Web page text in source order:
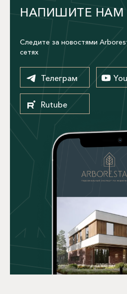
НАПИШИТЕ НАМ
Следите за новостями
сетях
Телеграм
Rutube